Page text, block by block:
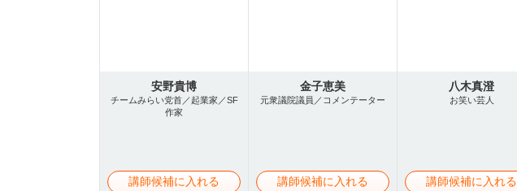
安野貴博
チームみらい党首／起業家／SF
作家
講師候補に入れる
金子恵美
元衆議院議員／コメンテーター
講師候補に入れる
八木真澄
お笑い芸人
講師候補に入れる